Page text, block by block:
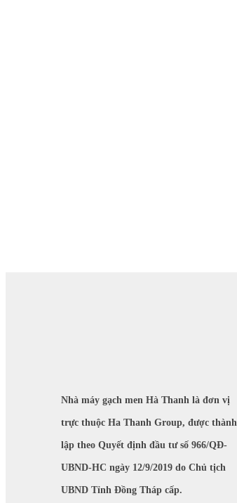
Nhà máy gạch men Hà Thanh là đơn vị
trực thuộc Ha Thanh Group, được thành
lập theo Quyết định đầu tư số 966/QĐ-
UBND-HC ngày 12/9/2019 do Chủ tịch
UBND Tỉnh Đồng Tháp cấp.